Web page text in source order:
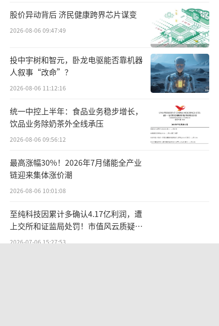
股价异动背后 济民健康跨界芯片谋变
2026-08-06 09:47:49
投中宇树和智元，卧龙电驱能否靠机器
人叙事“改命”？
2026-08-06 11:12:16
统一中控上半年：食品业务稳步增长，
饮品业务除奶茶外全线承压
2026-08-06 09:56:12
最高涨幅30%！2026年7月储能全产业
链迎来集体涨价潮
2026-08-06 10:01:08
至纯科技因累计多确认4.17亿利润，遭
上交所和证监局处罚！市值风云质疑其
财务问题，遭巨额索赔！
2026-07-06 15:27:53